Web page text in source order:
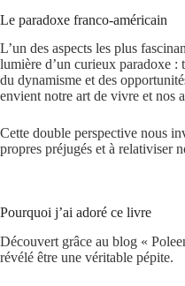
Le paradoxe franco-américain
L’un des aspects les plus
lumière d’un curieux paradoxe :
du dynamisme et des
envient notre art de vivre et nos
Cette double perspective nous
propres préjugés et à relativiser
Pourquoi j’ai adoré ce livre
Découvert grâce au blog «
révélé être une véritable pépite.